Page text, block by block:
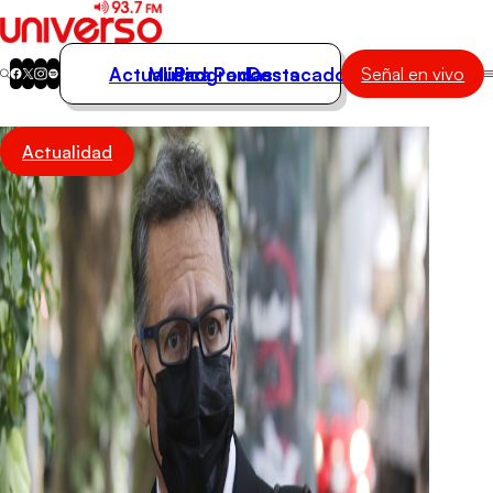
Actualidad
Música
Programas
Podcasts
Destacados
Actualidad
Música
Programas
Podcasts
Destacados Señal en vivo
Actualidad